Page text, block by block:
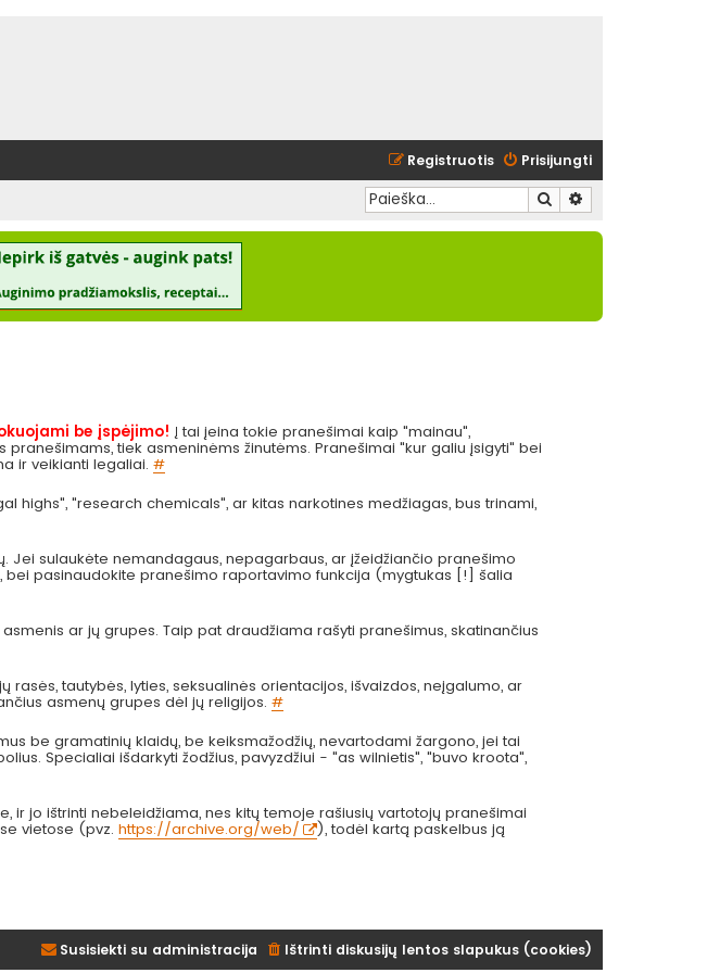
Prisijungti
Registruotis
Ieškoti
be įspėjimo! Į tai įeina tokie pranešimai kaip "mainau",
tiek asmeninėms žinutėms. Pranešimai "kur galiu įsigyti" bei
ir veikianti legaliai.#
highs", "research chemicals", ar kitas narkotines medžiagas, bus trinami,
sulaukėte nemandagaus, nepagarbaus, ar įžeidžiančio pranešimo
bei pasinaudokite pranešimo raportavimo funkcija (mygtukas [!] šalia
ar jų grupes. Taip pat draudžiama rašyti pranešimus, skatinančius
tautybės, lyties, seksualinės orientacijos, išvaizdos, neįgalumo, ar
asmenų grupes dėl jų religijos.#
be gramatinių klaidų, be keiksmažodžių, nevartodami žargono, jei tai
Specialiai išdarkyti žodžius, pavyzdžiui - "as wilnietis", "buvo kroota",
jo ištrinti nebeleidžiama, nes kitų temoje rašiusių vartotojų pranešimai
vietose (pvz.https://archive.org/web/
), todėl kartą paskelbus ją
Ištrinti diskusijų lentos slapukus (cookies)
Susisiekti su administracija